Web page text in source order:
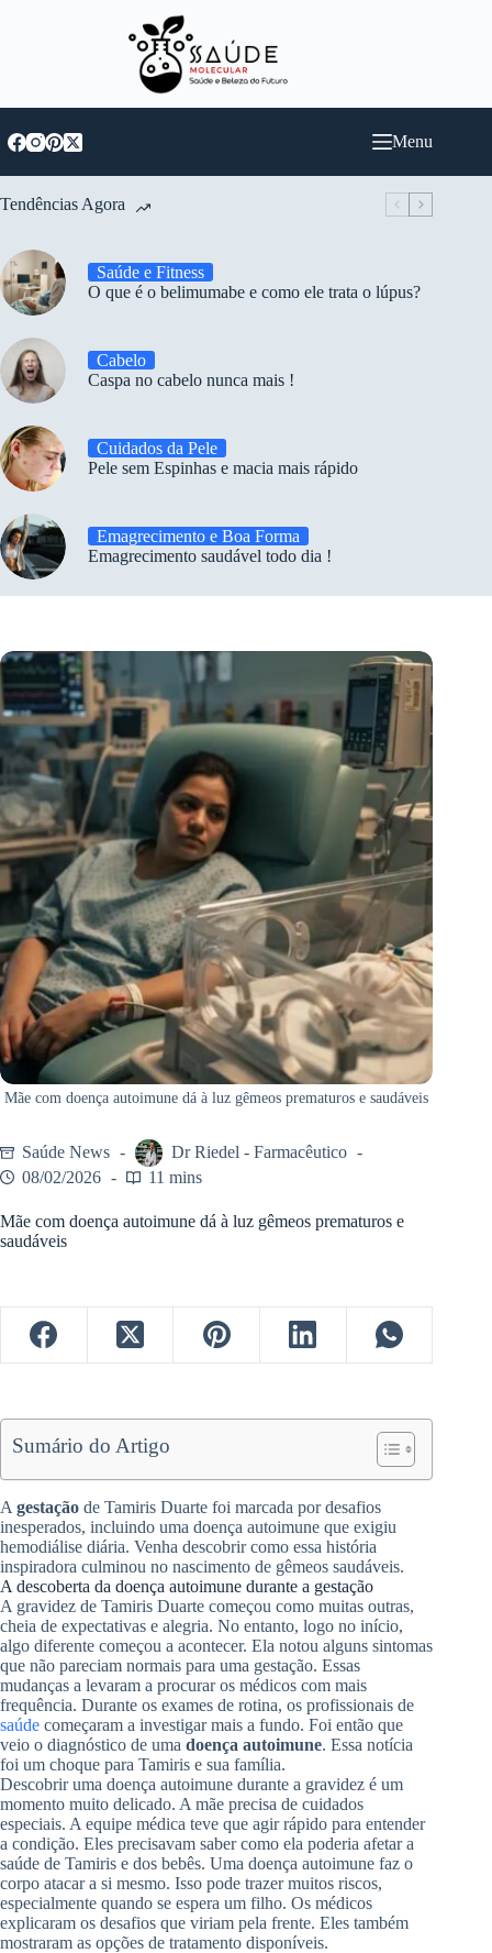
Menu
Tendências Agora
Saúde e Fitness
O que é o belimumabe e como ele trata o lúpus?
Cabelo
Caspa no cabelo nunca mais !
Cuidados da Pele
Pele sem Espinhas e macia mais rápido
Emagrecimento e Boa Forma
Emagrecimento saudável todo dia !
Mãe com doença autoimune dá à luz gêmeos prematuros e saudáveis
Saúde News
Dr Riedel - Farmacêutico
08/02/2026
11 mins
Mãe com doença autoimune dá à luz gêmeos prematuros e
saudáveis
Sumário do Artigo
A gestação de Tamiris Duarte foi marcada por desafios
inesperados, incluindo uma doença autoimune que exigiu
hemodiálise diária. Venha descobrir como essa história
inspiradora culminou no nascimento de gêmeos saudáveis.
A descoberta da doença autoimune durante a gestação
A gravidez de Tamiris Duarte começou como muitas outras,
cheia de expectativas e alegria. No entanto, logo no início,
algo diferente começou a acontecer. Ela notou alguns sintomas
que não pareciam normais para uma gestação. Essas
mudanças a levaram a procurar os médicos com mais
frequência. Durante os exames de rotina, os profissionais de
saúde começaram a investigar mais a fundo. Foi então que
veio o diagnóstico de uma doença autoimune. Essa notícia
foi um choque para Tamiris e sua família.
Descobrir uma doença autoimune durante a gravidez é um
momento muito delicado. A mãe precisa de cuidados
especiais. A equipe médica teve que agir rápido para entender
a condição. Eles precisavam saber como ela poderia afetar a
saúde de Tamiris e dos bebês. Uma doença autoimune faz o
corpo atacar a si mesmo. Isso pode trazer muitos riscos,
especialmente quando se espera um filho. Os médicos
explicaram os desafios que viriam pela frente. Eles também
mostraram as opções de tratamento disponíveis.